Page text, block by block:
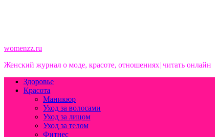
womenzz.ru
Женский журнал о моде, красоте, отношениях| читать онлайн
Здоровье
Красота
Маникюр
Уход за волосами
Уход за лицом
Уход за телом
Фитнес